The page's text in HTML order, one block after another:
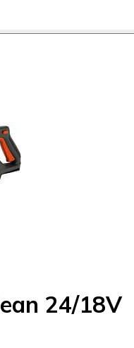
24/18V